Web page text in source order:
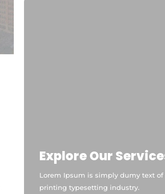
Explore Our
Lorem Ipsum is simply dumy text of
printing typesetting industry.